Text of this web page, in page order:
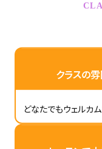
クラスの
どなたでもウェルカ